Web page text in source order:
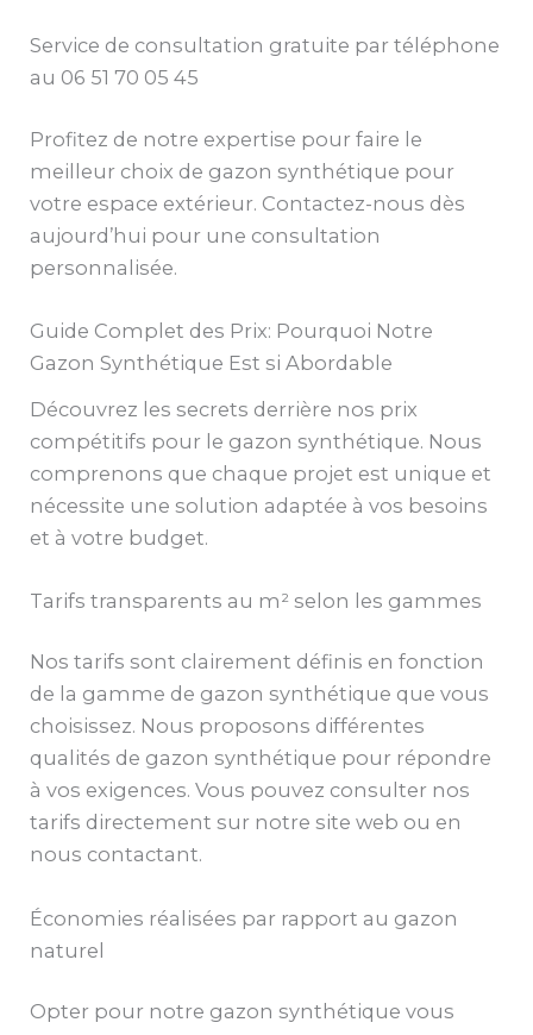
Service de consultation gratuite par téléphone
au 06 51 70 05 45
Profitez de notre expertise pour faire le
meilleur choix de gazon synthétique pour
votre espace extérieur. Contactez-nous dès
aujourd’hui pour une consultation
personnalisée.
Guide Complet des Prix: Pourquoi Notre
Gazon Synthétique Est si Abordable
Découvrez les secrets derrière nos prix
compétitifs pour le gazon synthétique. Nous
comprenons que chaque projet est unique et
nécessite une solution adaptée à vos besoins
et à votre budget.
Tarifs transparents au m² selon les gammes
Nos tarifs sont clairement définis en fonction
de la gamme de gazon synthétique que vous
choisissez. Nous proposons différentes
qualités de gazon synthétique pour répondre
à vos exigences. Vous pouvez consulter nos
tarifs directement sur notre site web ou en
nous contactant.
Économies réalisées par rapport au gazon
naturel
Opter pour notre gazon synthétique vous